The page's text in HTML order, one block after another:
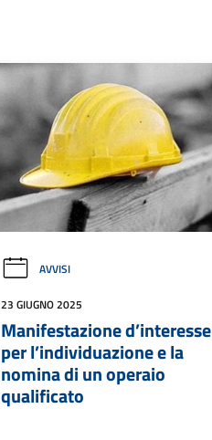
AVVISI
23 GIUGNO 2025
Manifestazione d’interesse
per l’individuazione e la
nomina di un operaio
qualificato